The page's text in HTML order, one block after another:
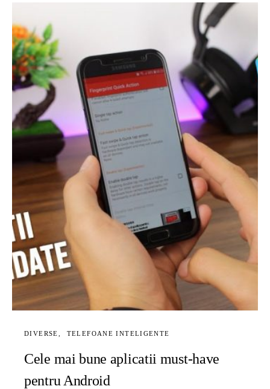
DIVERSE TELEFOANE INTELIGENTE
Cele mai bune aplicatii must-have
pentru Android